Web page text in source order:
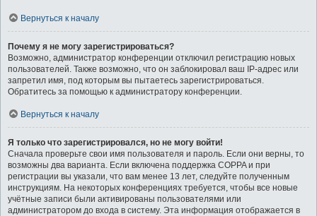
Вернуться к началу
Почему я не могу зарегистрироваться?
Возможно, администратор конференции отключил регистрацию новых
пользователей. Также возможно, что он заблокировал ваш IP-адрес или
запретил имя, под которым вы пытаетесь зарегистрироваться.
Обратитесь за помощью к администратору конференции.
Вернуться к началу
Я только что зарегистрировался, но не могу войти!
Сначала проверьте свои имя пользователя и пароль. Если они верны, то
возможны два варианта. Если включена поддержка COPPA и при
регистрации вы указали, что вам менее 13 лет, следуйте полученным
инструкциям. На некоторых конференциях требуется, чтобы все новые
учётные записи были активированы пользователями или
администратором до входа в систему. Эта информация отображается в